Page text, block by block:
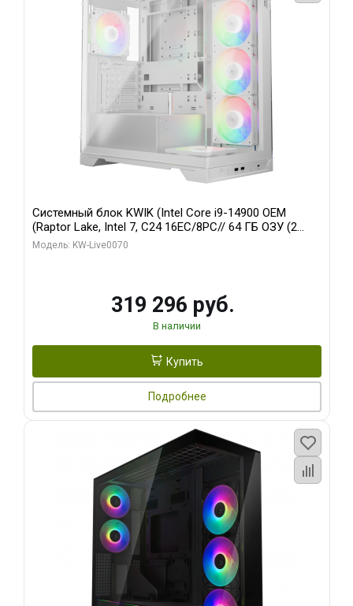
Системный блок KWIK (Intel Core i9-14900 OEM
(Raptor Lake, Intel 7, C24 16EC/8PC// 64 ГБ ОЗУ (2
модуля)/ Gigabyte RTX5080 XTREME WATERFORCE
Модель: KW-Live0070
319 296 руб.
В наличии
Купить
Подробнее